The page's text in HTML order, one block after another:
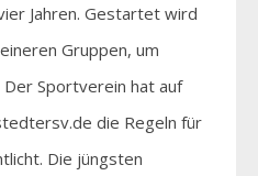
Jahren. Gestartet wird
Gruppen, um
Der Sportverein hat auf
die Regeln für
Die jüngsten